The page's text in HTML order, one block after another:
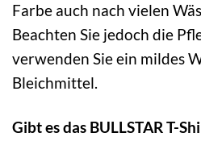
Farbe auch nach vielen
Beachten Sie jedoch die
verwenden Sie ein mildes
Bleichmittel.
Gibt es das BULLSTAR T-